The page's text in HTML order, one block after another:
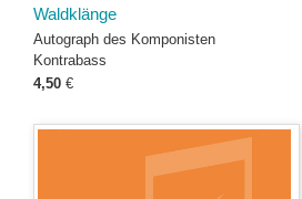
Waldklänge
Autograph des Komponisten
Kontrabass
4,50 €